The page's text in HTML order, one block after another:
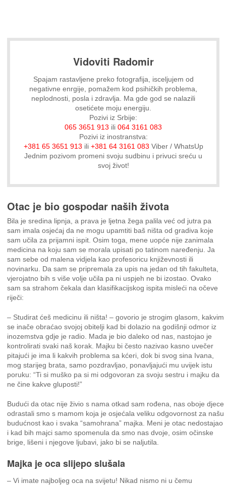
Vidoviti Radomir
Spajam rastavljene preko fotografija, isceljujem od
negativne enrgije, pomažem kod psihičkih problema,
neplodnosti, posla i zdravlja. Ma gde god se nalazili
osetićete moju energiju.
Pozivi iz Srbije:
065 3651 913 ili064 3161 083
Pozivi iz inostranstva:
+381 65 3651 913 ili +381 64 3161 083 Viber / WhatsUp
Jednim pozivom promeni svoju sudbinu i privuci sreću u
svoj život!
Otac je bio gospodar naših života
Bila je sredina lipnja, a prava je ljetna žega palila već od jutra pa
sam imala osjećaj da ne mogu upamtiti baš ništa od gradiva koje
sam učila za prijamni ispit. Osim toga, mene uopće nije zanimala
medicina na koju sam se morala upisati po tatinom naređenju. Ja
sam sebe od malena vidjela kao profesoricu književnosti ili
novinarku. Da sam se pripremala za upis na jedan od tih fakulteta,
vjerojatno bih s više volje učila pa ni uspjeh ne bi izostao. Ovako
sam sa strahom čekala dan klasifikacijskog ispita misleći na očeve
riječi:
– Studirat ćeš medicinu ili ništa! – govorio je strogim glasom, kakvim
se inače obraćao svojoj obitelji kad bi dolazio na godišnji odmor iz
inozemstva gdje je radio. Mada je bio daleko od nas, nastojao je
kontrolirati svaki naš korak. Majku bi često nazivao kasno uvečer
pitajući je ima li kakvih problema sa kćeri, dok bi svog sina Ivana,
mog starijeg brata, samo pozdravljao, ponavljajući mu uvijek istu
poruku: “Ti si muško pa si mi odgovoran za svoju sestru i majku da
ne čine kakve gluposti!”
Budući da otac nije živio s nama otkad sam rođena, nas oboje djece
odrastali smo s mamom koja je osjećala veliku odgovornost za našu
budućnost kao i svaka “samohrana” majka. Meni je otac nedostajao
i kad bih majci samo spomenula da smo nas dvoje, osim očinske
brige, lišeni i njegove ljubavi, jako bi se naljutila.
Majka je oca slijepo slušala
– Vi imate najboljeg oca na svijetu! Nikad nismo ni u čemu